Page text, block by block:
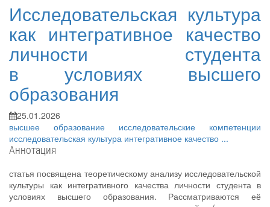
Исследовательская культура
как интегративное качество
личности студента
в условиях высшего
образования
25.01.2026
высшее образование исследовательские компетенции
исследовательская культура интегративное качество ...
Аннотация
статья посвящена теоретическому анализу исследовательской
культуры как интегративного качества личности студента в
условиях высшего образования. Рассматриваются её